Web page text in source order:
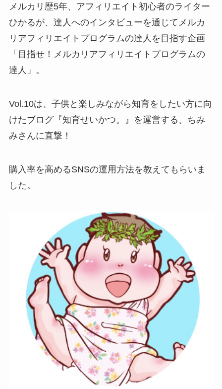
メルカリ歴5年、アフィリエイト初心者のライター
ひかるが、達人へのインタビューを通じてメルカ
リアフィリエイトプログラムの達人を目指す企画
「目指せ！メルカリアフィリエイトプログラムの
達人」。
Vol.10は​​、子供と楽しみながら知育をしたい方に向
けたブログ『知育せいかつ。』を運営する、ちみ
みさんに直撃！
購入率を高めるSNSの運用方法を教えてもらいま
した。